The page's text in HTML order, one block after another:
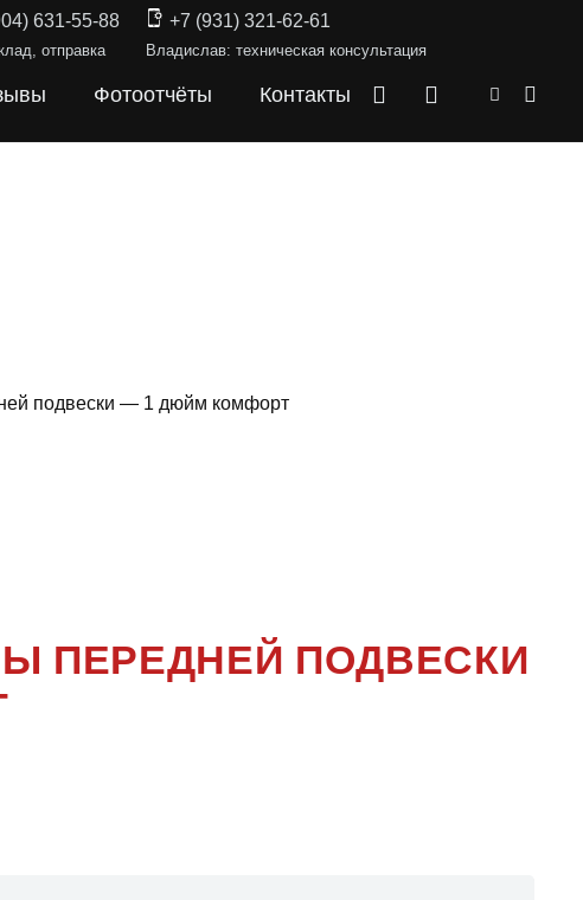
631-55-88
отправка
+7 (931) 321-62-61
Владислав: техническая консультация
Фотоотчёты Контакты
подвески — 1 дюйм комфорт
N10W
ПЕРЕДНЕЙ ПОДВЕСКИ